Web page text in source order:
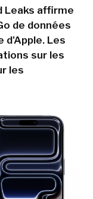
Leaks affirme
de données
d'Apple. Les
sur les
les